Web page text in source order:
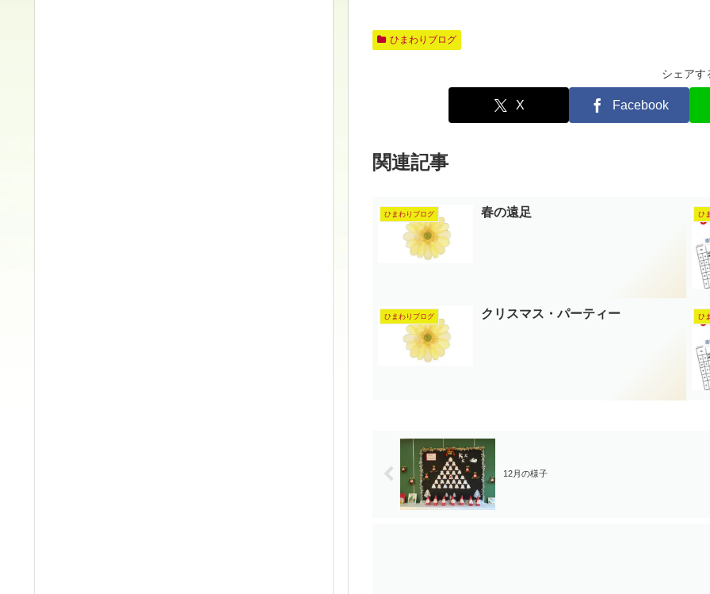
ひまわりブログ
シェアす
X Facebook
関連記事
ひまわりブログ 春の遠足 ひ
ひまわりブログ クリスマス・パーティー ひ
12月の様子